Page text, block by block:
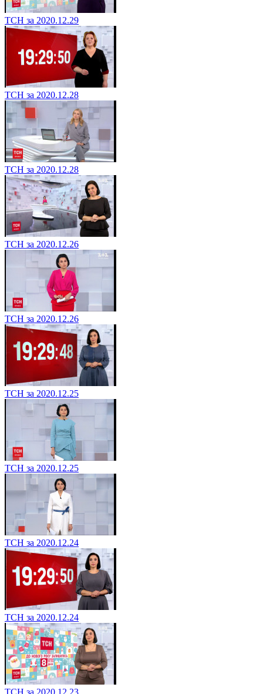
ТСН за 2020.12.29
ТСН за 2020.12.28
ТСН за 2020.12.28
ТСН за 2020.12.26
ТСН за 2020.12.26
ТСН за 2020.12.25
ТСН за 2020.12.25
ТСН за 2020.12.24
ТСН за 2020.12.24
ТСН за 2020.12.23